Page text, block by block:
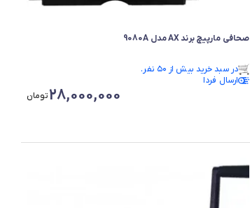
صحافی مارپیچ برند AX مدل 9080A
در سبد خرید بیش از ۵۰ نفر.
فقط ۳ عدد در انبار موجود است.
ارسال فردا
28,000,000تومان